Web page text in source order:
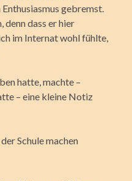
gebremst.
denn dass er hier
im Internat wohl fühlte,
hatte, machte –
– eine kleine Notiz
Schule machen